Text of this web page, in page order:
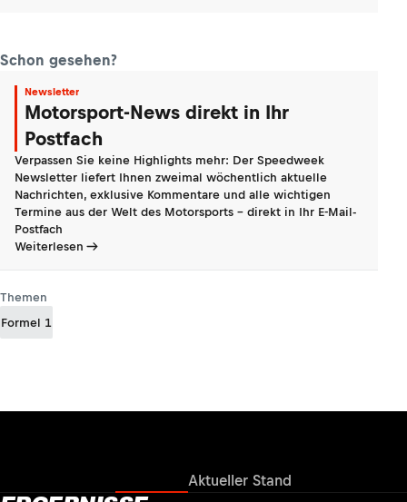
Schon gesehen?
Newsletter
Motorsport-News direkt in Ihr
Postfach
Verpassen Sie keine Highlights mehr: Der Speedweek
Newsletter liefert Ihnen zweimal wöchentlich aktuelle
Nachrichten, exklusive Kommentare und alle wichtigen
Termine aus der Welt des Motorsports - direkt in Ihr E-Mail-
Postfach
Weiterlesen
Themen
Formel 1
Aktueller Stand